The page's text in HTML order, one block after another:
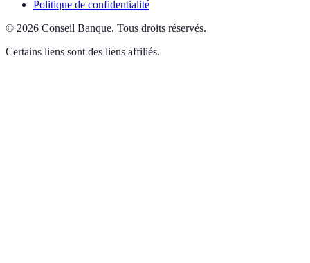
Politique de confidentialité
© 2026 Conseil Banque. Tous droits réservés.
Certains liens sont des liens affiliés.